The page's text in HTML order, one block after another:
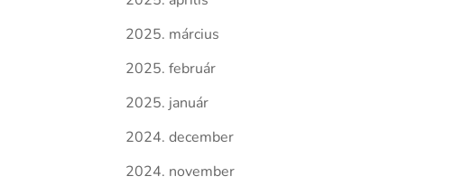
2025. március
2025. február
2025. január
2024. december
2024. november